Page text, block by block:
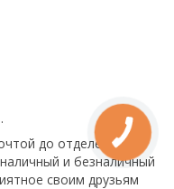
до отделения. У
и безналичный
своим друзьям